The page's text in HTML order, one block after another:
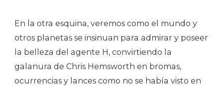
En la otra esquina, veremos como el mundo y
otros planetas se insinuan para admirar y poseer
la belleza del agente H, convirtiendo la
galanura de Chris Hemsworth en bromas,
ocurrencias y lances como no se había visto en